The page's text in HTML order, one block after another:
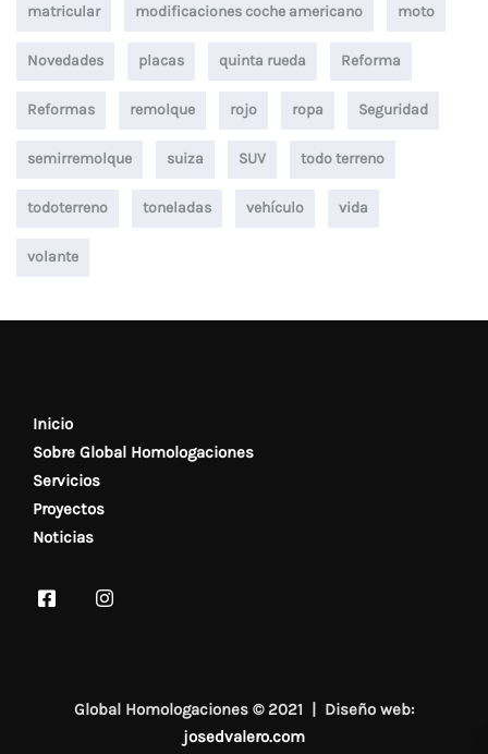
matricular modificaciones coche americano moto
Novedades placas quinta rueda Reforma
Reformas remolque rojo ropa Seguridad
semirremolque suiza SUV todo terreno
todoterreno toneladas vehículo vida
volante
Inicio
Sobre Global Homologaciones
Servicios
Proyectos
Noticias
Global Homologaciones © 2021 | Diseño web:
josedvalero.com